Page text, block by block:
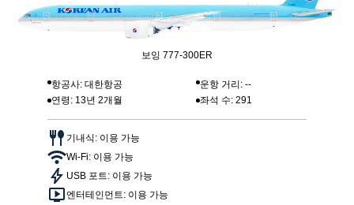
보잉 777-300ER
항공사: 대한항공
운항 거리: --
연령: 13년 2개월
좌석 수: 291
기내식: 이용 가능
Wi-Fi: 이용 가능
USB 포트: 이용 가능
엔터테인먼트: 이용 가능